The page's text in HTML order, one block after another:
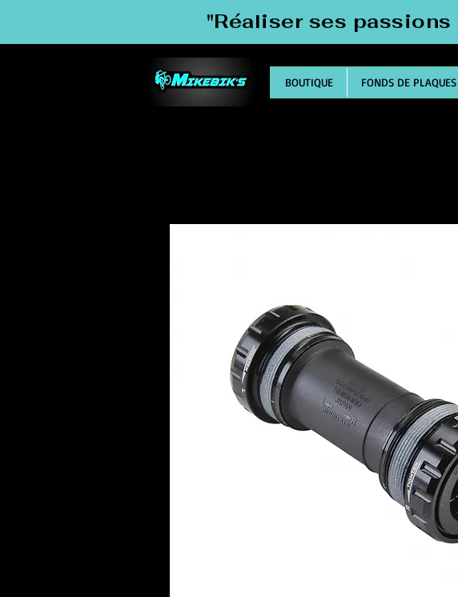
"Réaliser ses
BOUTIQUE FONDS DE